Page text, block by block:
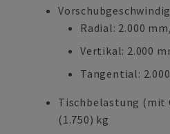
Radial: 2.000
Vertikal: 2.000
Tangential:
Tischbelastung (mit
(1.750) kg